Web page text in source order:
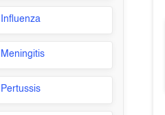
Influenza
Meningitis
Pertussis